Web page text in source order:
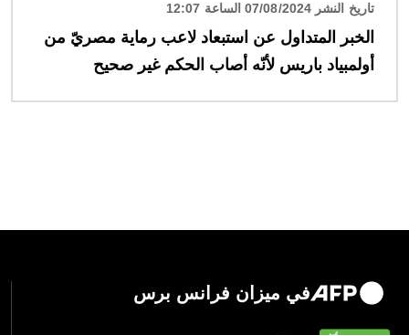
تاريخ النشر 07/08/2024 الساعة 12:07
الخبر المتداول عن استبعاد لاعب رماية مصريّ من
أولمبياد باريس لأنّه أصاب الحكم غير صحيح
في ميزان فرانس برس